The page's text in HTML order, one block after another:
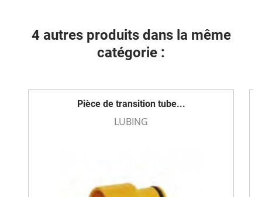
4 autres produits dans la même
catégorie :
Pièce de transition tube...
LUBING